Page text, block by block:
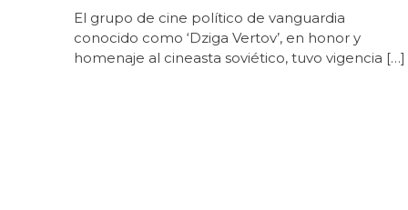
El grupo de cine político de vanguardia
conocido como ‘Dziga Vertov’, en honor y
homenaje al cineasta soviético, tuvo vigencia […]